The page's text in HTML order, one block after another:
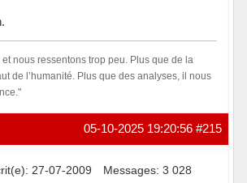
nous ressentons trop peu. Plus que de la
de l’humanité. Plus que des analyses, il nous
#215
05-10-2025 19:20:56
27-07-2009 Messages: 3 028